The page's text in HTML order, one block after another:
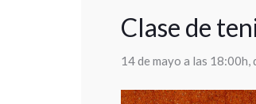
Clase de
14 de mayo a las